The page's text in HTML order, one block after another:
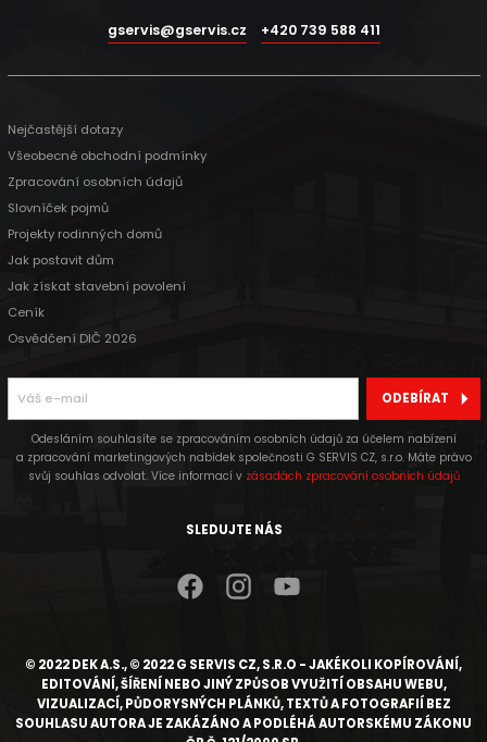
gservis@gservis.cz +420 739 588 411
Nejčastější dotazy
Všeobecné obchodní podmínky
Zpracování osobních údajů
Slovníček pojmů
Projekty rodinných domů
Jak postavit dům
Jak získat stavební povolení
Ceník
Osvědčení DIČ 2026
ODEBÍRAT
Odesláním souhlasíte se zpracováním osobních údajů za účelem nabízení
a zpracování marketingových nabídek společnosti G SERVIS CZ, s.r.o. Máte právo
svůj souhlas odvolat. Více informací v zásadách zpracování osobních údajů
SLEDUJTE NÁS
© 2022 DEK A.S., © 2022 G SERVIS CZ, S.R.O - JAKÉKOLI KOPÍROVÁNÍ,
EDITOVÁNÍ, ŠÍŘENÍ NEBO JINÝ ZPŮSOB VYUŽITÍ OBSAHU WEBU,
VIZUALIZACÍ, PŮDORYSNÝCH PLÁNKŮ, TEXTŮ A FOTOGRAFIÍ BEZ
SOUHLASU AUTORA JE ZAKÁZÁNO A PODLÉHÁ AUTORSKÉMU ZÁKONU